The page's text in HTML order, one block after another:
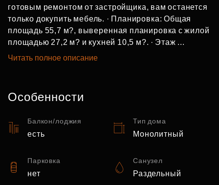
готовым ремонтом от застройщика, вам останется
только докупить мебель. · Планировка: Общая
площадь 55,7 м?, выверенная планировка с жилой
площадью 27,2 м? и кухней 10,5 м?. · Этаж ...
Читать полное описание
Особенности
Балкон/лоджия
есть
Тип дома
Монолитный
Парковка
нет
Санузел
Раздельный